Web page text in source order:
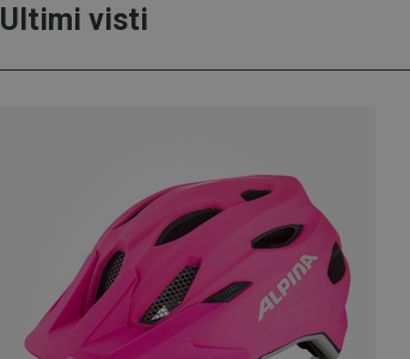
Ultimi visti